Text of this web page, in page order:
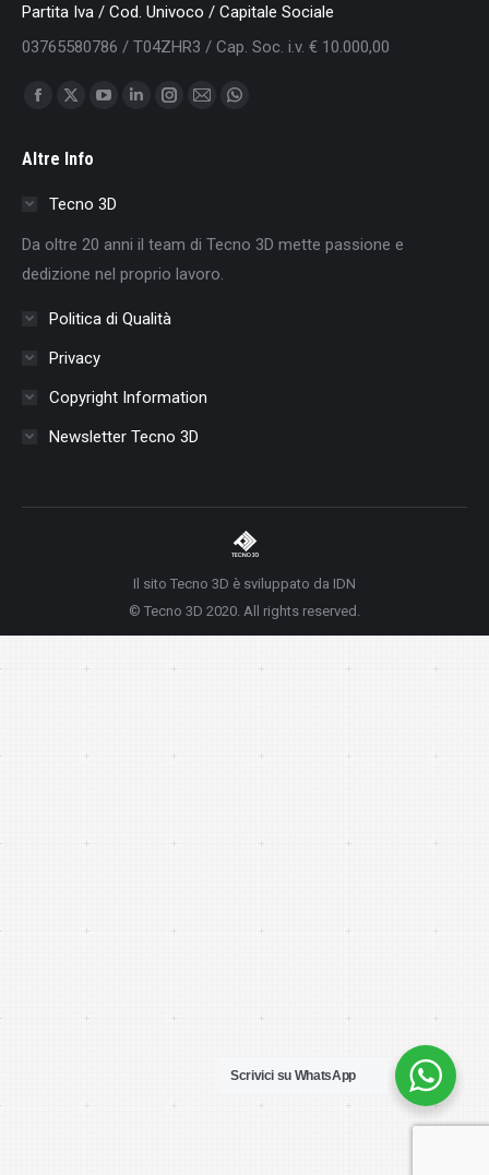
Partita Iva / Cod. Univoco / Capitale Sociale
03765580786 / T04ZHR3 / Cap. Soc. i.v. € 10.000,00
Find us on:
Facebook
opens
window
X
opens
window
YouTube
window
Linkedin
window
Instagram
window
Mail
window
Whatsapp
window
Altre Info
Tecno 3D
Da oltre 20 anni il team di Tecno 3D mette passione e
dedizione nel proprio lavoro.
Politica di Qualità
Privacy
Copyright Information
Newsletter Tecno 3D
Il sito Tecno 3D è sviluppato da IDN
© Tecno 3D 2020. All rights reserved.
Scrivici su WhatsApp